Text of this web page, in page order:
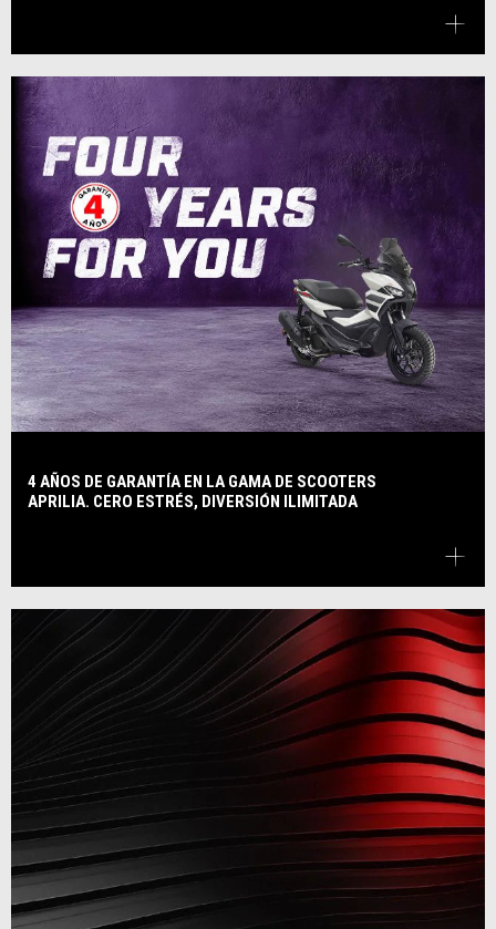
4 AÑOS DE GARANTÍA EN LA GAMA DE SCOOTERS
APRILIA. CERO ESTRÉS, DIVERSIÓN ILIMITADA